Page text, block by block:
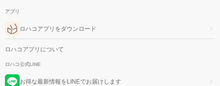
アプリ
ロハコアプリをダウンロード
ロハコアプリについて
ロハコ公式LINE
お得な最新情報をLINEでお届けします